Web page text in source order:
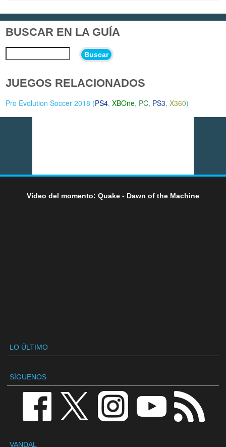
BUSCAR EN LA GUÍA
Buscar
JUEGOS RELACIONADOS
Pro Evolution Soccer 2018 (PS4,XBOne, PC, PS3,X360)
Vídeo del momento: Quake - Dawn of the Machine
LO ÚLTIMO
SÍGUENOS
VANDAL